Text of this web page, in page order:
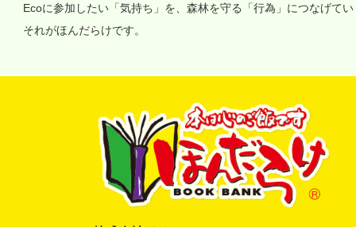
Ecoに参加したい「気持ち」を、森林を守る「行為」につなげて
それがほんだらけです。